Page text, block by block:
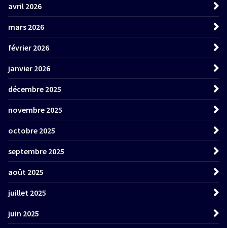
avril 2026
mars 2026
février 2026
janvier 2026
décembre 2025
novembre 2025
octobre 2025
septembre 2025
août 2025
juillet 2025
juin 2025